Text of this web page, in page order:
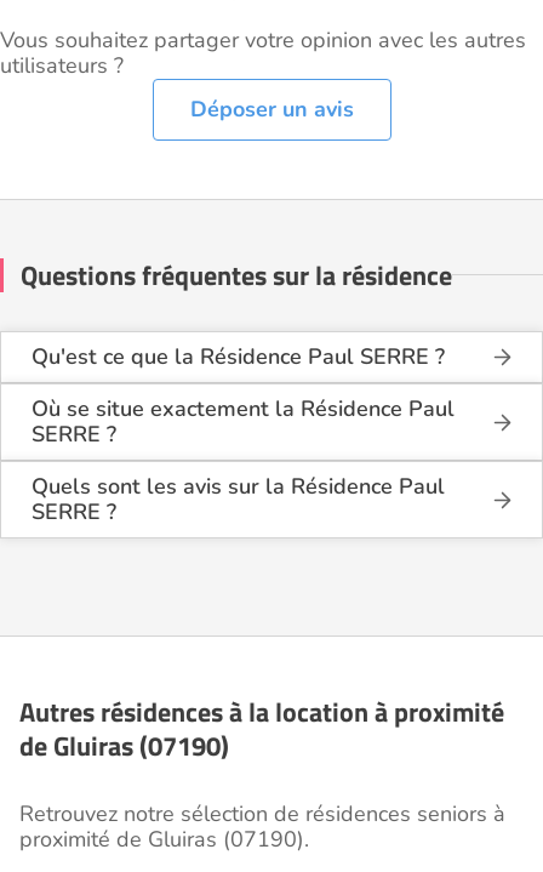
Vous souhaitez partager votre opinion avec les autres
utilisateurs ?
Déposer un avis
Questions fréquentes sur la résidence
Qu'est ce que la Résidence Paul SERRE ?
La Résidence Paul SERRE est une résidence seniors
de type foyer logement - résidence autonomie .
Cette résidence du secteur privé se situe à Gluiras
(07190).
Où se situe exactement la Résidence Paul
SERRE ?
La Résidence Paul SERRE est située Place de la
Liberté à Gluiras (07190), en Ardèche (07).
Quels sont les avis sur la Résidence Paul
SERRE ?
Il y a 1 avis déposé(s) sur la Résidence Paul SERRE
Autres résidences à la location à proximité
de Gluiras (07190)
Retrouvez notre sélection de résidences seniors à
proximité de Gluiras (07190).